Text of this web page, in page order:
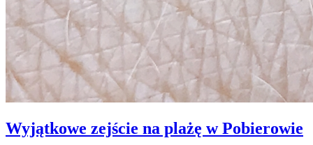
Wyjątkowe zejście na plażę w Pobierowie